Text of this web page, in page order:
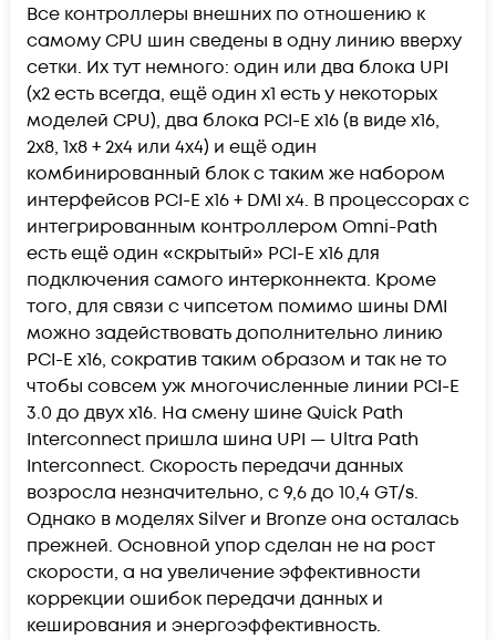
Все контроллеры внешних по отношению к
самому CPU шин сведены в одну линию вверху
сетки. Их тут немного: один или два блока UPI
(x2 есть всегда, ещё один x1 есть у некоторых
моделей CPU), два блока PCI-E x16 (в виде x16,
2x8, 1x8 + 2x4 или 4x4) и ещё один
комбинированный блок с таким же набором
интерфейсов PCI-E x16 + DMI x4. В процессорах с
интегрированным контроллером Omni-Path
есть ещё один «скрытый» PCI-E x16 для
подключения самого интерконнекта. Кроме
того, для связи с чипсетом помимо шины DMI
можно задействовать дополнительно линию
PCI-E x16, сократив таким образом и так не то
чтобы совсем уж многочисленные линии PCI-E
3.0 до двух x16. На смену шине Quick Path
Interconnect пришла шина UPI — Ultra Path
Interconnect. Скорость передачи данных
возросла незначительно, с 9,6 до 10,4 GT/s.
Однако в моделях Silver и Bronze она осталась
прежней. Основной упор сделан не на рост
скорости, а на увеличение эффективности
коррекции ошибок передачи данных и
кеширования и энергоэффективность.